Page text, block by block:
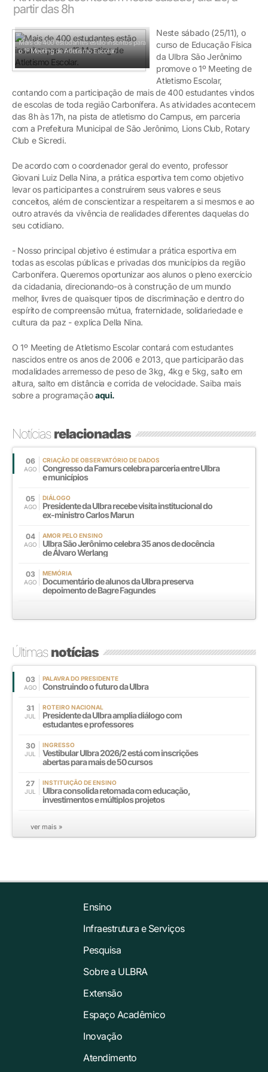
partir das 8h
Mais de 400 estudantes estão inscritos para
o 1º Meeting de Atletismo Escolar.
Neste sábado (25/11), o
curso de Educação Física
da Ulbra São Jerônimo
promove o 1º Meeting de
Atletismo Escolar,
contando com a participação de mais de 400 estudantes vindos
de escolas de toda região Carbonífera. As atividades acontecem
das 8h às 17h, na pista de atletismo do Campus, em parceria
com a Prefeitura Municipal de São Jerônimo, Lions Club, Rotary
Club e Sicredi.
De acordo com o coordenador geral do evento, professor
Giovani Luiz Della Nina, a prática esportiva tem como objetivo
levar os participantes a construírem seus valores e seus
conceitos, além de conscientizar a respeitarem a si mesmos e ao
outro através da vivência de realidades diferentes daquelas do
seu cotidiano.
- Nosso principal objetivo é estimular a prática esportiva em
todas as escolas públicas e privadas dos municípios da região
Carbonífera. Queremos oportunizar aos alunos o pleno exercício
da cidadania, direcionando-os à construção de um mundo
melhor, livres de quaisquer tipos de discriminação e dentro do
espírito de compreensão mútua, fraternidade, solidariedade e
cultura da paz - explica Della Nina.
O 1º Meeting de Atletismo Escolar contará com estudantes
nascidos entre os anos de 2006 e 2013, que participarão das
modalidades arremesso de peso de 3kg, 4kg e 5kg, salto em
altura, salto em distância e corrida de velocidade. Saiba mais
sobre a programaçãoaqui.
Notíciasrelacionadas
06
AGO
CRIAÇÃO DE OBSERVATÓRIO DE DADOS
Congresso da Famurs celebra parceria entre Ulbra
e municípios
05
AGO
DIÁLOGO
Presidente da Ulbra recebe visita institucional do
ex-ministro Carlos Marun
04
AGO
AMOR PELO ENSINO
Ulbra São Jerônimo celebra 35 anos de docência
de Álvaro Werlang
03
AGO
MEMÓRIA
Documentário de alunos da Ulbra preserva
depoimento de Bagre Fagundes
Últimasnotícias
03
AGO
PALAVRA DO PRESIDENTE
Construindo o futuro da Ulbra
31
JUL
ROTEIRO NACIONAL
Presidente da Ulbra amplia diálogo com
estudantes e professores
30
JUL
INGRESSO
Vestibular Ulbra 2026/2 está com inscrições
abertas para mais de 50 cursos
27
JUL
INSTITUIÇÃO DE ENSINO
Ulbra consolida retomada com educação,
investimentos e múltiplos projetos
ver mais »
Ensino
Infraestrutura e Serviços
Pesquisa
Sobre a ULBRA
Extensão
Espaço Acadêmico
Inovação
Atendimento